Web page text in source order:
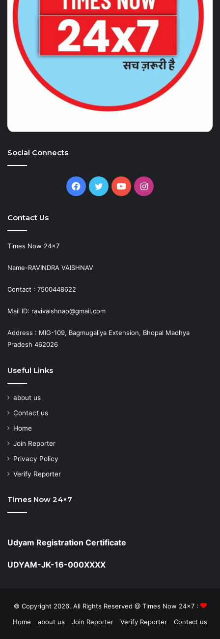
Social Connects
Facebook
TwitterYouTubeInstagram
Contact Us
Times Now 24×7
Name-RAVINDRA VAISHNAV
Contact : 7500448622
Mail ID: ravivaishnao@gmail.com
Address : MIG-109, Bagmugaliya Extension, Bhopal Madhya
Pradesh 462026
Useful Links
about us
Contact us
Home
Join Reporter
Privacy Policy
Verify Reporter
Times Now 24×7
Udyam Registration Certificate
UDYAM-JK-16-000XXXX
© Copyright 2026, All Rights Reserved @ Times Now 24x7 :
Home
about us Join Reporter Verify Reporter Contact us